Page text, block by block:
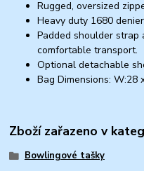
Rugged, oversized
Heavy duty 1680
Padded shoulder
comfortable transport.
Optional detachable
Bag Dimensions: W:28
Zboží zařazeno v
Bowlingové tašky